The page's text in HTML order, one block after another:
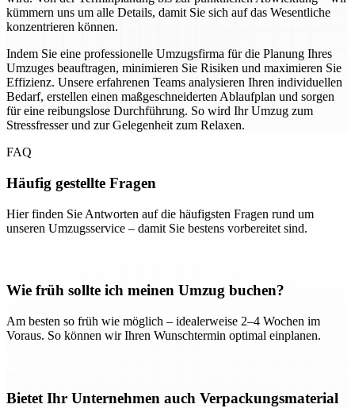
kümmern uns um alle Details, damit Sie sich auf das Wesentliche
konzentrieren können.
Indem Sie eine professionelle Umzugsfirma für die Planung Ihres
Umzuges beauftragen, minimieren Sie Risiken und maximieren Sie
Effizienz. Unsere erfahrenen Teams analysieren Ihren individuellen
Bedarf, erstellen einen maßgeschneiderten Ablaufplan und sorgen
für eine reibungslose Durchführung. So wird Ihr Umzug zum
Stressfresser und zur Gelegenheit zum Relaxen.
FAQ
Häufig gestellte Fragen
Hier finden Sie Antworten auf die häufigsten Fragen rund um
unseren Umzugsservice – damit Sie bestens vorbereitet sind.
Wie früh sollte ich meinen Umzug buchen?
Am besten so früh wie möglich – idealerweise 2–4 Wochen im
Voraus. So können wir Ihren Wunschtermin optimal einplanen.
Bietet Ihr Unternehmen auch Verpackungsmaterial